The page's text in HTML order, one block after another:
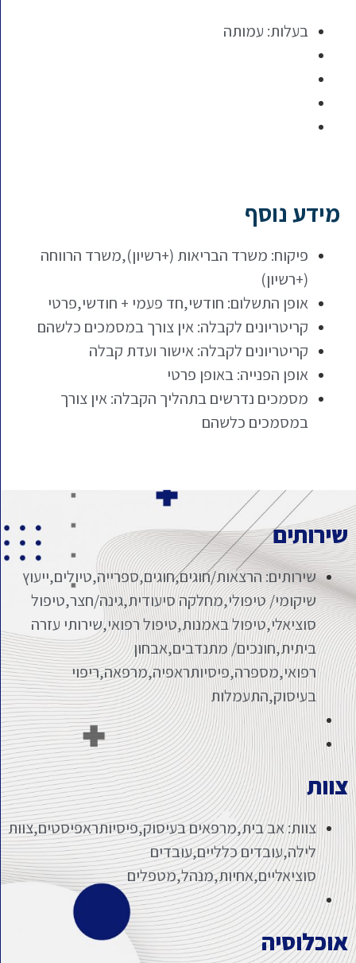
בעלות: עמותה
מידע נוסף
פיקוח: משרד הבריאות (+רשיון),משרד הרווחה
(+רשיון)
אופן התשלום: חודשי,חד פעמי + חודשי,פרטי
קריטריונים לקבלה: אין צורך במסמכים כלשהם
קריטריונים לקבלה: אישור ועדת קבלה
אופן הפנייה: באופן פרטי
מסמכים נדרשים בתהליך הקבלה: אין צורך
במסמכים כלשהם
שירותים
שירותים: הרצאות/חוגים,חוגים,ספרייה,טיולים,ייעוץ
שיקומי/ טיפולי,מחלקה סיעודית,גינה/חצר,טיפול
סוציאלי,טיפול באמנות,טיפול רפואי,שירותי עזרה
ביתית,חונכים/ מתנדבים,אבחון
רפואי,מספרה,פיסיותראפיה,מרפאה,ריפוי
בעיסוק,התעמלות
צוות
צוות: אב בית,מרפאים בעיסוק,פיסיותראפיסטים,צוות
לילה,עובדים כלליים,עובדים
סוציאליים,אחיות,מנהל,מטפלים
אוכלוסיה